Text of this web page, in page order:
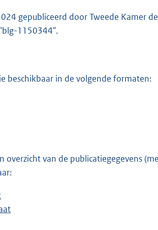
r
K
gepubliceerd door Tweede Kamer
1150344".
beschikbaar in de volgende formaten:
overzicht van de publicatiegegevens
e